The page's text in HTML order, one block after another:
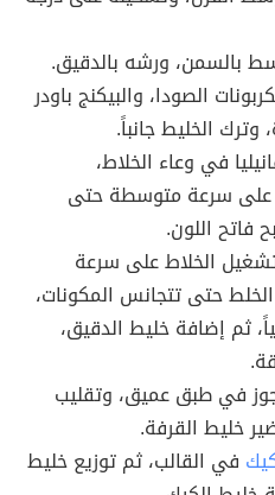
بالسمن، ورشه بالدقيق.
الصودا، والبيكنج باودر
الخليط جانباً.
في وعاء الخلاط،
على سرعة متوسطة حتى
فاتح اللون.
الخلاط على سرعة
حتى تتجانس المكونات،
ثم إضافة خليط الدقيق،
في طبق عميق، وتقليب
خليط القرفة.
في القالب، ثم توزيع خليط